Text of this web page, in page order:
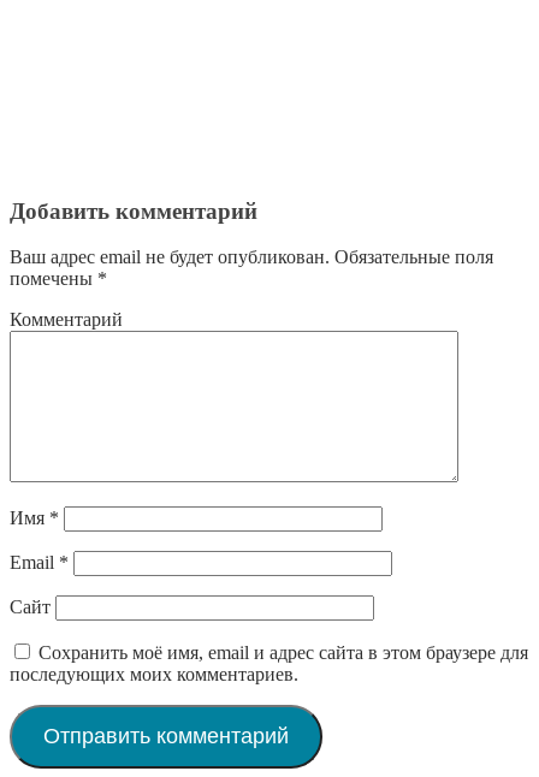
Добавить комментарий
Ваш адрес email не будет опубликован. Обязательные поля
помечены *
Комментарий
Имя *
Email *
Сайт
Сохранить моё имя, email и адрес сайта в этом браузере для
последующих моих комментариев.